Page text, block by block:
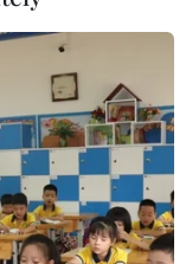
bố chấm dứt
chính" (TFP)
tịch mới là ông